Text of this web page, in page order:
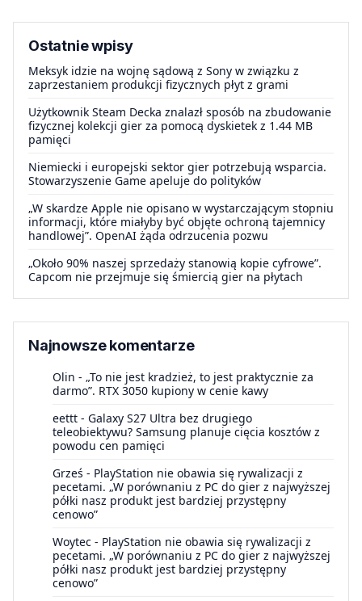
Ostatnie wpisy
Meksyk idzie na wojnę sądową z Sony w związku z
zaprzestaniem produkcji fizycznych płyt z grami
Użytkownik Steam Decka znalazł sposób na zbudowanie
fizycznej kolekcji gier za pomocą dyskietek z 1.44 MB
pamięci
Niemiecki i europejski sektor gier potrzebują wsparcia.
Stowarzyszenie Game apeluje do polityków
„W skardze Apple nie opisano w wystarczającym stopniu
informacji, które miałyby być objęte ochroną tajemnicy
handlowej”. OpenAI żąda odrzucenia pozwu
„Około 90% naszej sprzedaży stanowią kopie cyfrowe”.
Capcom nie przejmuje się śmiercią gier na płytach
Najnowsze komentarze
Olin - „To nie jest kradzież, to jest praktycznie za
darmo”. RTX 3050 kupiony w cenie kawy
eettt - Galaxy S27 Ultra bez drugiego
teleobiektywu? Samsung planuje cięcia kosztów z
powodu cen pamięci
Grześ - PlayStation nie obawia się rywalizacji z
pecetami. „W porównaniu z PC do gier z najwyższej
półki nasz produkt jest bardziej przystępny
cenowo”
Woytec - PlayStation nie obawia się rywalizacji z
pecetami. „W porównaniu z PC do gier z najwyższej
półki nasz produkt jest bardziej przystępny
cenowo”